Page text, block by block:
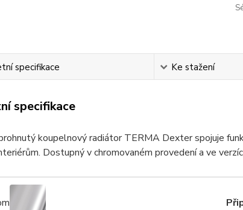
specifikace Ke stažení
specifikace
koupelnový radiátor TERMA Dexter spojuje
Dostupný v chromovaném provedení a ve